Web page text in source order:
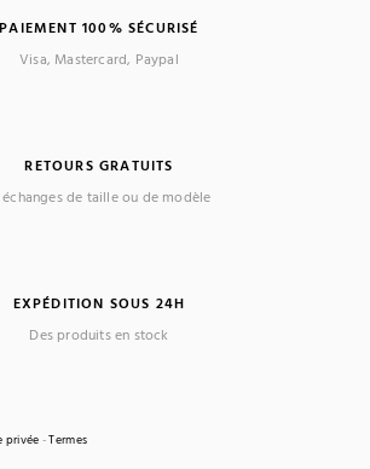
PAIEMENT 100% SÉCURISÉ
Visa, Mastercard, Paypal
RETOURS GRATUITS
échanges de taille ou de modèle
EXPÉDITION SOUS 24H
Des produits en stock
privée -Termes